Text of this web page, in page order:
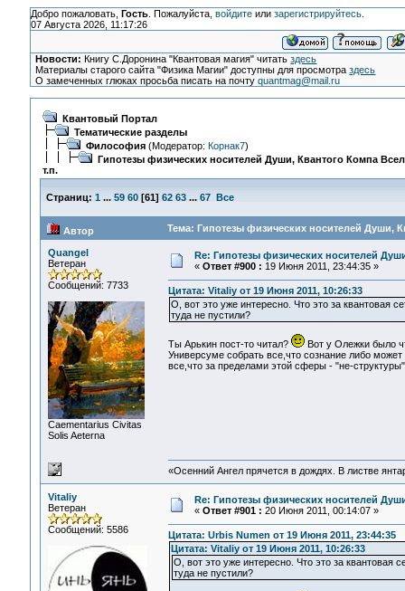
Добро пожаловать, Гость. Пожалуйста, войдитеили зарегистрируйтесь.
07 Августа 2026, 11:17:26
Новости: Книгу С.Доронина "Квантовая магия" читатьздесь
Материалы старого сайта "Физика Магии" доступны для просмотраздесь
О замеченных глюках просьба писать на почтуquantmag@mail.ru
Квантовый Портал
Тематические разделы
Философия(Модератор: Корнак7)
Гипотезы физических носителей Души, Квантого Компа
т.п.
Страниц: 1 ... 59 60[61] 62 63 ... 67 Все
Автор Тема: Гипотезы физических носителей Души,
Quangel
Ветеран
Сообщений: 7733
Сaementarius Civitas
Solis Aeterna
Re: Гипотезы физических носителей
« Ответ #900 : 19 Июня 2011, 23:44:35 »
Цитата: Vitaliy от 19 Июня 2011, 10:26:33
О, вот это уже интересно. Что это за квантовая
туда не пустили?
Ты Арькин пост-то читал?
Вот у Олежки было
Универсуме собрать все,что сознание либо
все,что за пределами этой сферы - "не-
«Осенний Ангел прячется в дождях. В листве
Vitaliy
Ветеран
Сообщений: 5586
Re: Гипотезы физических носителей
« Ответ #901 : 20 Июня 2011, 00:14:07 »
Цитата: Urbis Numen от 19 Июня 2011, 23:44:35
Цитата: Vitaliy от 19 Июня 2011, 10:26:33
О, вот это уже интересно. Что это за квантовая
туда не пустили?